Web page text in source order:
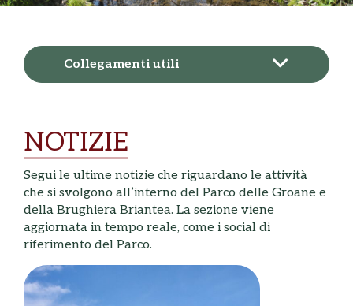
Collegamenti utili
NOTIZIE
Segui le ultime notizie che riguardano le attività
che si svolgono all’interno del Parco delle Groane e
della Brughiera Briantea. La sezione viene
aggiornata in tempo reale, come i social di
riferimento del Parco.